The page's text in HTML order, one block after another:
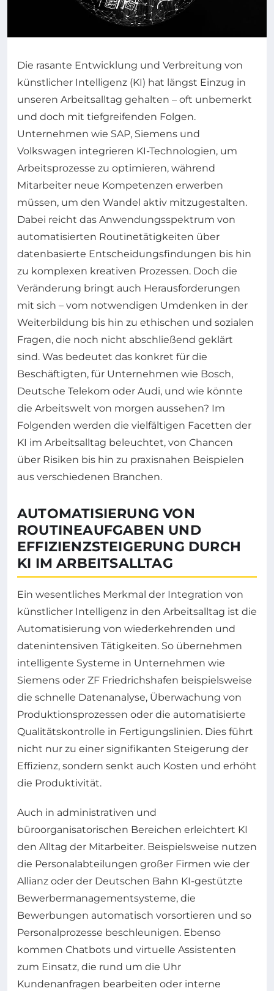
Die rasante Entwicklung und Verbreitung von
künstlicher Intelligenz (KI) hat längst Einzug in
unseren Arbeitsalltag gehalten – oft unbemerkt
und doch mit tiefgreifenden Folgen.
Unternehmen wie SAP, Siemens und
Volkswagen integrieren KI-Technologien, um
Arbeitsprozesse zu optimieren, während
Mitarbeiter neue Kompetenzen erwerben
müssen, um den Wandel aktiv mitzugestalten.
Dabei reicht das Anwendungsspektrum von
automatisierten Routinetätigkeiten über
datenbasierte Entscheidungsfindungen bis hin
zu komplexen kreativen Prozessen. Doch die
Veränderung bringt auch Herausforderungen
mit sich – vom notwendigen Umdenken in der
Weiterbildung bis hin zu ethischen und sozialen
Fragen, die noch nicht abschließend geklärt
sind. Was bedeutet das konkret für die
Beschäftigten, für Unternehmen wie Bosch,
Deutsche Telekom oder Audi, und wie könnte
die Arbeitswelt von morgen aussehen? Im
Folgenden werden die vielfältigen Facetten der
KI im Arbeitsalltag beleuchtet, von Chancen
über Risiken bis hin zu praxisnahen Beispielen
aus verschiedenen Branchen.
AUTOMATISIERUNG VON
ROUTINEAUFGABEN UND
EFFIZIENZSTEIGERUNG DURCH
KI IM ARBEITSALLTAG
Ein wesentliches Merkmal der Integration von
künstlicher Intelligenz in den Arbeitsalltag ist die
Automatisierung von wiederkehrenden und
datenintensiven Tätigkeiten. So übernehmen
intelligente Systeme in Unternehmen wie
Siemens oder ZF Friedrichshafen beispielsweise
die schnelle Datenanalyse, Überwachung von
Produktionsprozessen oder die automatisierte
Qualitätskontrolle in Fertigungslinien. Dies führt
nicht nur zu einer signifikanten Steigerung der
Effizienz, sondern senkt auch Kosten und erhöht
die Produktivität.
Auch in administrativen und
büroorganisatorischen Bereichen erleichtert KI
den Alltag der Mitarbeiter. Beispielsweise nutzen
die Personalabteilungen großer Firmen wie der
Allianz oder der Deutschen Bahn KI-gestützte
Bewerbermanagementsysteme, die
Bewerbungen automatisch vorsortieren und so
Personalprozesse beschleunigen. Ebenso
kommen Chatbots und virtuelle Assistenten
zum Einsatz, die rund um die Uhr
Kundenanfragen bearbeiten oder interne